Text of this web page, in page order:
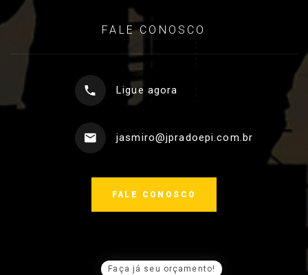
Faça já seu orçamento!
FALE CONOSCO
Ligue agora
jasmiro@jpradoepi.com.br
FALE CONOSCO